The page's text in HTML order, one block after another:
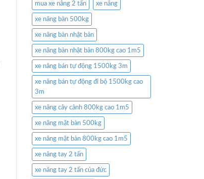
mua xe nâng 2 tấn xe nâng
xe nâng bàn 500kg
xe nâng bàn nhật bản
xe nâng bàn nhật bản 800kg cao 1m5
xe nâng bán tự động 1500kg 3m
xe nâng bán tự động đi bộ 1500kg cao
3m
xe nâng cây cảnh 800kg cao 1m5
xe nâng mặt bàn 500kg
xe nâng mặt bàn 800kg cao 1m5
xe nâng tay 2 tấn
xe nâng tay 2 tấn của đức